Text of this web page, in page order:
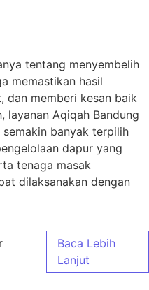
tentang menyembelih
memastikan hasil
dan memberi kesan baik
layanan Aqiqah Bandung
banyak terpilih
dapur yang
tenaga masak
dilaksanakan dengan
Jasa Masak
Baca Lebih
Lanjut